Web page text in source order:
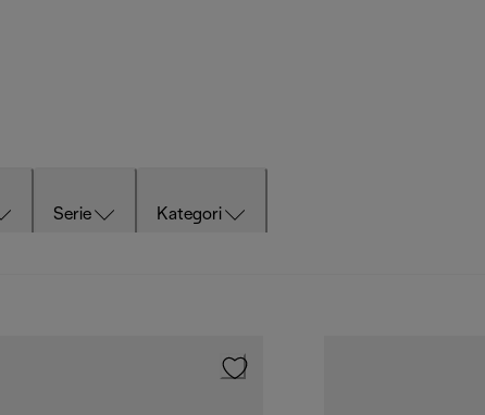
Serie Kategori